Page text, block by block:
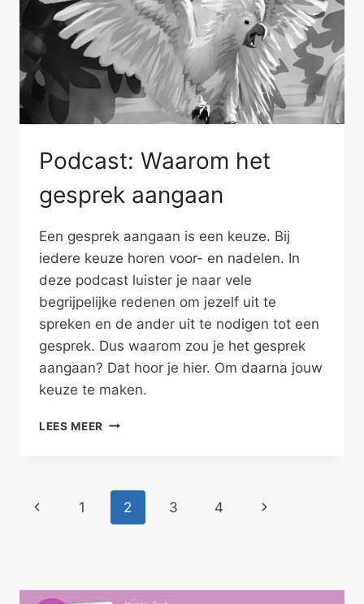
Podcast: Waarom het
gesprek aangaan
Een gesprek aangaan is een keuze. Bij
iedere keuze horen voor- en nadelen. In
deze podcast luister je naar vele
begrijpelijke redenen om jezelf uit te
spreken en de ander uit te nodigen tot een
gesprek. Dus waarom zou je het gesprek
aangaan? Dat hoor je hier. Om daarna jouw
keuze te maken.
LEES MEER PODCAST:
AANGAAN
Paginanavigatie
Vorige
1 2 3 4
Volgende